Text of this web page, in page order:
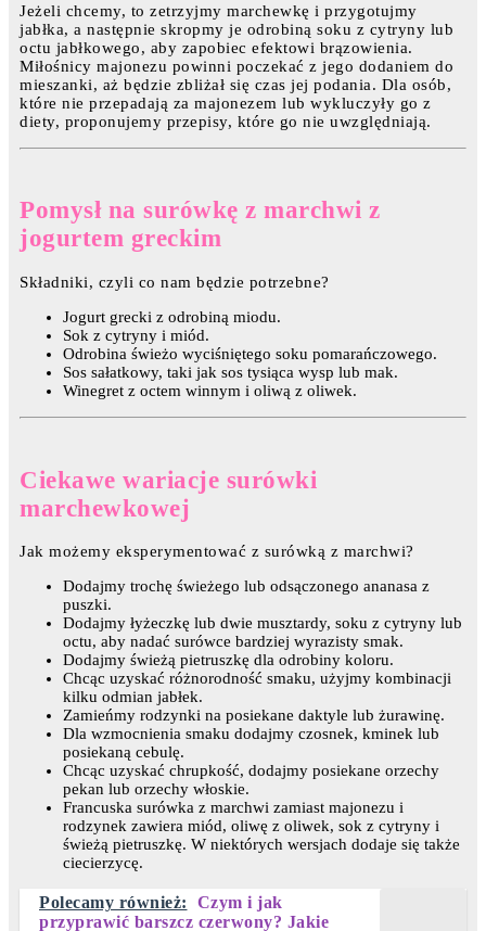
Jeżeli chcemy, to zetrzyjmy marchewkę i przygotujmy
jabłka, a następnie skropmy je odrobiną soku z cytryny lub
octu jabłkowego, aby zapobiec efektowi brązowienia.
Miłośnicy majonezu powinni poczekać z jego dodaniem do
mieszanki, aż będzie zbliżał się czas jej podania. Dla osób,
które nie przepadają za majonezem lub wykluczyły go z
diety, proponujemy przepisy, które go nie uwzględniają.
Pomysł na surówkę z marchwi z
jogurtem greckim
Składniki, czyli co nam będzie potrzebne?
Jogurt grecki z odrobiną miodu.
Sok z cytryny i miód.
Odrobina świeżo wyciśniętego soku pomarańczowego.
Sos sałatkowy, taki jak sos tysiąca wysp lub mak.
Winegret z octem winnym i oliwą z oliwek.
Ciekawe wariacje surówki
marchewkowej
Jak możemy eksperymentować z surówką z marchwi?
Dodajmy trochę świeżego lub odsączonego ananasa z
puszki.
Dodajmy łyżeczkę lub dwie musztardy, soku z cytryny lub
octu, aby nadać surówce bardziej wyrazisty smak.
Dodajmy świeżą pietruszkę dla odrobiny koloru.
Chcąc uzyskać różnorodność smaku, użyjmy kombinacji
kilku odmian jabłek.
Zamieńmy rodzynki na posiekane daktyle lub żurawinę.
Dla wzmocnienia smaku dodajmy czosnek, kminek lub
posiekaną cebulę.
Chcąc uzyskać chrupkość, dodajmy posiekane orzechy
pekan lub orzechy włoskie.
Francuska surówka z marchwi zamiast majonezu i
rodzynek zawiera miód, oliwę z oliwek, sok z cytryny i
świeżą pietruszkę. W niektórych wersjach dodaje się także
ciecierzycę.
Polecamy również:
Czym i jak
przyprawić barszcz czerwony? Jakie